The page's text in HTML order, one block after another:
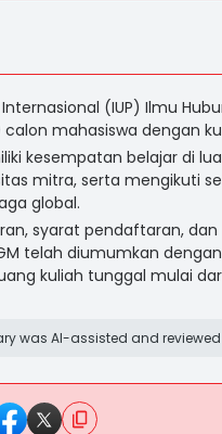
(IUP) Ilmu
mahasiswa dengan
kesempatan belajar di
mitra, serta mengikuti
global.
syarat pendaftaran,
telah diumumkan
kuliah tunggal mulai
was AI-assisted and